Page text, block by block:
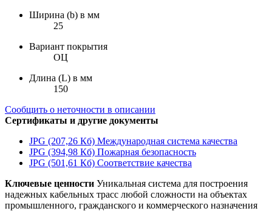
Ширина (b) в мм
25
Вариант покрытия
ОЦ
Длина (L) в мм
150
Сообщить о неточности в описании
Сертификаты и другие документы
JPG (207,26 Кб) Международная система качества
JPG (394,98 Кб) Пожарная безопасность
JPG (501,61 Кб) Соответствие качества
Ключевые ценности Уникальная система для построения
надежных кабельных трасс любой сложности на объектах
промышленного, гражданского и коммерческого назначения